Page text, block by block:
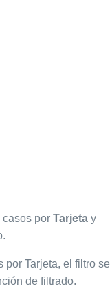
casos por Tarjeta y
por Tarjeta, el filtro se
de filtrado.